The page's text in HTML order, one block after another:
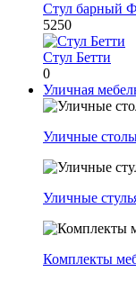
Стул барный
5250
Стул Бетти
0
Уличная
Уличные
Уличные
Комплекты